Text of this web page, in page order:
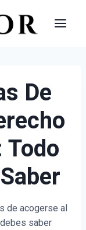
De
de acogerse al
saber